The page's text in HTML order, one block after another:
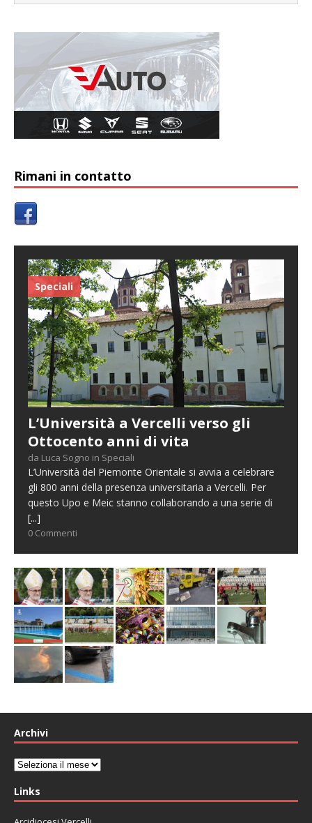
Rimani in contatto
Speciali
L’Università a Vercelli verso gli
Ottocento anni di vita
da Luca Sogno in Speciali
L’Università del Piemonte Orientale si avvia a celebrare
gli 800 anni della presenza universitaria a Vercelli. Per
questo Upo e Meic stanno collaborando a una serie di
[...]
0 Commenti
Archivi
Archivi
Links